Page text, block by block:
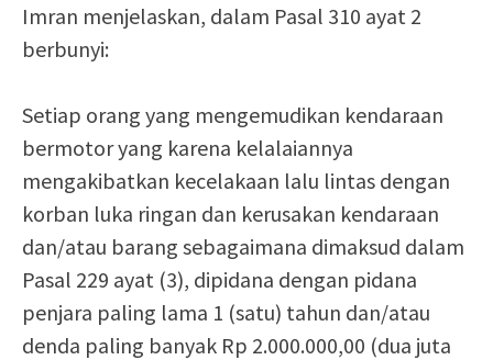
Imran menjelaskan, dalam Pasal 310 ayat 2
berbunyi:
Setiap orang yang mengemudikan kendaraan
bermotor yang karena kelalaiannya
mengakibatkan kecelakaan lalu lintas dengan
korban luka ringan dan kerusakan kendaraan
dan/atau barang sebagaimana dimaksud dalam
Pasal 229 ayat (3), dipidana dengan pidana
penjara paling lama 1 (satu) tahun dan/atau
denda paling banyak Rp 2.000.000,00 (dua juta